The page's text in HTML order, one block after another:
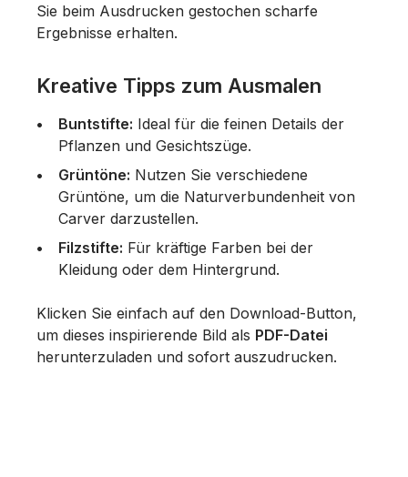
Sie beim Ausdrucken gestochen scharfe
Ergebnisse erhalten.
Kreative Tipps zum Ausmalen
Buntstifte: Ideal für die feinen Details der
Pflanzen und Gesichtszüge.
Grüntöne: Nutzen Sie verschiedene
Grüntöne, um die Naturverbundenheit von
Carver darzustellen.
Filzstifte: Für kräftige Farben bei der
Kleidung oder dem Hintergrund.
Klicken Sie einfach auf den Download-Button,
um dieses inspirierende Bild als PDF-Datei
herunterzuladen und sofort auszudrucken.